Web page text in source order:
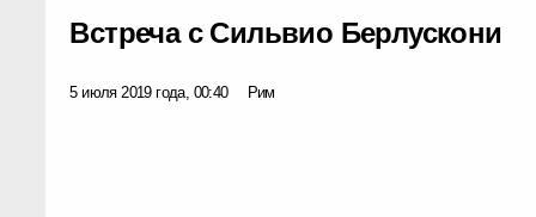
Встреча с Сильвио Берлускони
5 июля 2019 года, 00:40 Рим